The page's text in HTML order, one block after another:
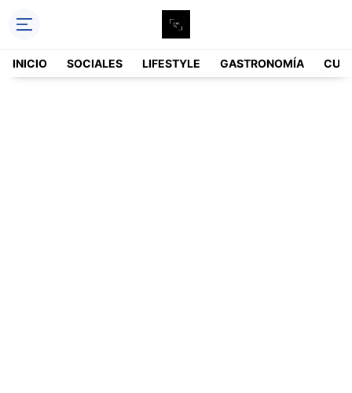
INICIO SOCIALES LIFESTYLE GASTRONOMÍA